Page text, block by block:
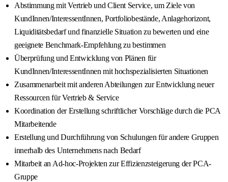
Abstimmung mit Vertrieb und Client Service, um Ziele von
KundInnen/InteressentInnen, Portfoliobestände, Anlagehorizont,
Liquiditätsbedarf und finanzielle Situation zu bewerten und eine
geeignete Benchmark-Empfehlung zu bestimmen
Überprüfung und Entwicklung von Plänen für
KundInnen/InteressentInnen mit hochspezialisierten Situationen
Zusammenarbeit mit anderen Abteilungen zur Entwicklung neuer
Ressourcen für Vertrieb & Service
Koordination der Erstellung schriftlicher Vorschläge durch die PCA
Mitarbeitende
Erstellung und Durchführung von Schulungen für andere Gruppen
innerhalb des Unternehmens nach Bedarf
Mitarbeit an Ad-hoc-Projekten zur Effizienzsteigerung der PCA-
Gruppe